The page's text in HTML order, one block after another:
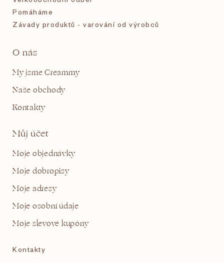
Pomáháme
Závady produktů - varování od výrobců
O nás
My jsme Creammy
Naše obchody
Kontakty
Můj účet
Moje objednávky
Moje dobropisy
Moje adresy
Moje osobní údaje
Moje slevové kupóny
Kontakty